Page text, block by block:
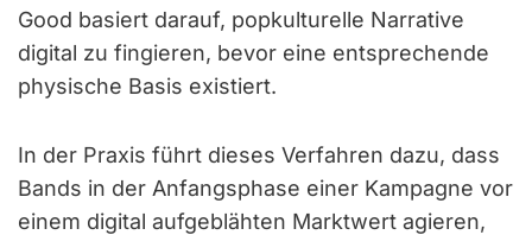
Good basiert darauf, popkulturelle Narrative
digital zu fingieren, bevor eine entsprechende
physische Basis existiert.
In der Praxis führt dieses Verfahren dazu, dass
Bands in der Anfangsphase einer Kampagne vor
einem digital aufgeblähten Marktwert agieren,